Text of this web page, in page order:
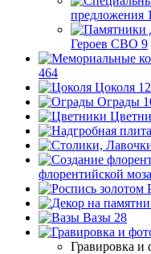
предложения 1
Героев СВО 9
464
Цоколя
Ограды
флорентийской
Вазы 28
Гравировка и